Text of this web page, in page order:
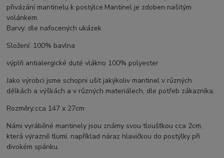
přivázání mantinelu k postýlce.Mantinel je zdoben našitým
volánkem.
Barvy: dle nafocených ukázek
Složení: 100% bavlna
výplň antialergické duté vlákno 100% polyester
Jako výrobci jsme schopni ušít jakýkoliv mantinel v různých
délkách a výškách a v různých materiálech, dle potřeb zákazníka.
Rozměry:cca 147 x 27cm
Námi vyráběné mantinely jsou známy svou tloušťkou cca 2cm,
která výrazně tlumí, například náraz hlavičkou do postýlky při
divokém spánku.